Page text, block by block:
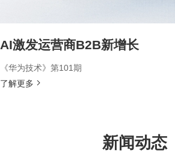
AI激发运营商B2B新增长
《华为技术》第101期
了解更多
新闻动态